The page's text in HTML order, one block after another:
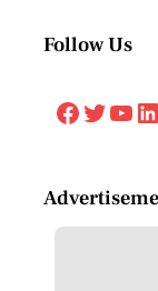
Follow Us
Facebook Twitter YouTube LinkedIn